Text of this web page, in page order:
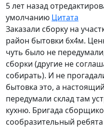
5 лет назад
умолчанию Цитата
Заказали сборку на
район бытовки 6х4м.
чуть было не
сборки (другие не
собирать). И не
бытовка это, а
передумали склад там
кухню. Бригада
сообразительный